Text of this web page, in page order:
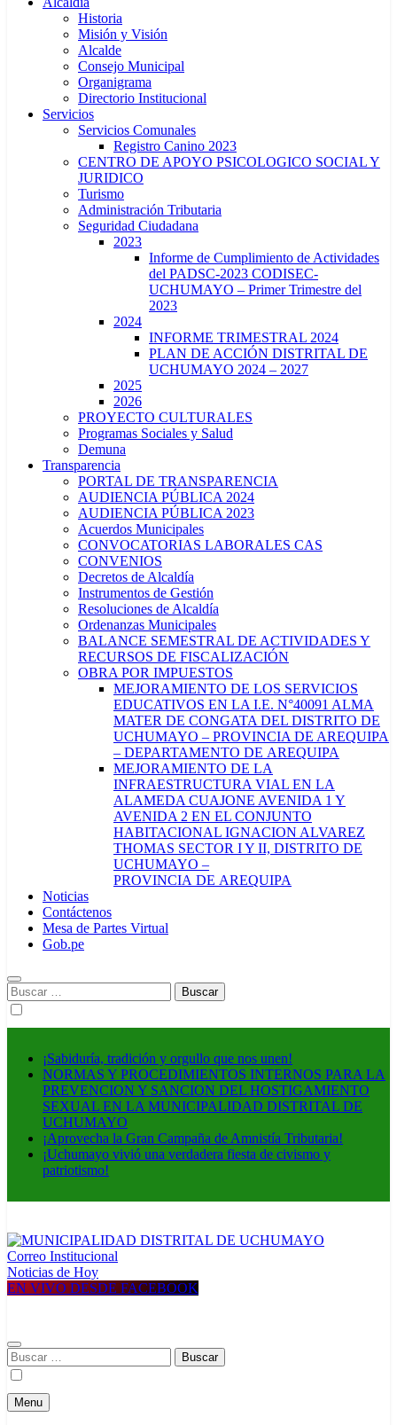
Historia
Misión y Visión
Alcalde
Consejo Municipal
Organigrama
Directorio Institucional
Servicios
Servicios Comunales
Registro Canino 2023
CENTRO DE APOYO PSICOLOGICO SOCIAL Y
JURIDICO
Turismo
Administración Tributaria
Seguridad Ciudadana
2023
Informe de Cumplimiento de Actividades
del PADSC-2023 CODISEC-
UCHUMAYO – Primer Trimestre del
2023
2024
INFORME TRIMESTRAL 2024
PLAN DE ACCIÓN DISTRITAL DE
UCHUMAYO 2024 – 2027
2025
2026
PROYECTO CULTURALES
Programas Sociales y Salud
Demuna
Transparencia
PORTAL DE TRANSPARENCIA
AUDIENCIA PÚBLICA 2024
AUDIENCIA PÚBLICA 2023
Acuerdos Municipales
CONVOCATORIAS LABORALES CAS
CONVENIOS
Decretos de Alcaldía
Instrumentos de Gestión
Resoluciones de Alcaldía
Ordenanzas Municipales
BALANCE SEMESTRAL DE ACTIVIDADES Y
RECURSOS DE FISCALIZACIÓN
OBRA POR IMPUESTOS
MEJORAMIENTO DE LOS SERVICIOS
EDUCATIVOS EN LA I.E. N°40091 ALMA
MATER DE CONGATA DEL DISTRITO DE
UCHUMAYO – PROVINCIA DE AREQUIPA
– DEPARTAMENTO DE AREQUIPA
MEJORAMIENTO DE LA
INFRAESTRUCTURA VIAL EN LA
ALAMEDA CUAJONE AVENIDA 1 Y
AVENIDA 2 EN EL CONJUNTO
HABITACIONAL IGNACION ALVAREZ
THOMAS SECTOR I Y II, DISTRITO DE
UCHUMAYO –
PROVINCIA DE AREQUIPA
Noticias
Contáctenos
Mesa de Partes Virtual
Gob.pe
Buscar:
¡Sabiduría, tradición y orgullo que nos unen!
NORMAS Y PROCEDIMIENTOS INTERNOS PARA LA
PREVENCION Y SANCION DEL HOSTIGAMIENTO
SEXUAL EN LA MUNICIPALIDAD DISTRITAL DE
UCHUMAYO
¡Aprovecha la Gran Campaña de Amnistía Tributaria!
¡Uchumayo vivió una verdadera fiesta de civismo y
patriotismo!
MUNICIPALIDAD DISTRITAL DE UCHUMAYO
Construyendo una nueva Historia
Correo Institucional
Noticias de Hoy
EN VIVO DESDE FACEBOOK
Buscar:
Menu